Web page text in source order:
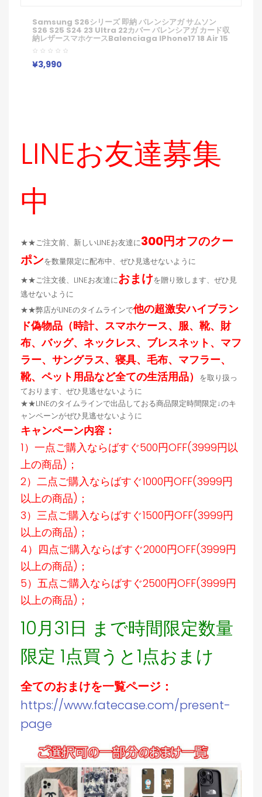
Samsung S26シリーズ 即納 バレンシアガ サムソン
S26 S25 S24 23 Ultra 22カバー バレンシアガ カード収
納レザースマホケースBalenciaga IPhone17 18 Air 15
IPhone14 13 Pro IPhone 16 15 11 Pro 8 SE ケースバレ
ンシアガ ギャラクシーs26 S24 S25 Ultra Plus S22
S23ケース 女子 かわいい おしゃれ
¥3,990
LINEお友達募集
中
★★ご注文前、新しいLINEお友達に300円オフのクー
ポンを数量限定に配布中、ぜひ見逃せないように
★★ご注文後、LINEお友達におまけを贈り致します、ぜひ見
逃せないように
★★弊店がLINEのタイムラインで他の超激安ハイブラン
ド偽物品（時計、スマホケース、服、靴、財
布、バッグ、ネックレス、ブレスネット、マフ
ラー、サングラス、寝具、毛布、マフラー、
靴、ペット用品など全ての生活用品）
を取り扱っ
ております、ぜひ見逃せないように
★★LINEのタイムラインで出品しておる商品限定時間限定↓のキ
ャンペーンがぜひ見逃せないように
キャンペーン内容：
1）一点ご購入ならばすぐ500円OFF(3999円以
上の商品)；
2）二点ご購入ならばすぐ1000円OFF(3999円
以上の商品)；
3）三点ご購入ならばすぐ1500円OFF(3999円
以上の商品)；
4）四点ご購入ならばすぐ2000円OFF(3999円
以上の商品)；
5）五点ご購入ならばすぐ2500円OFF(3999円
以上の商品)；
10月31日 まで時間限定数量
限定 1点買うと1点おまけ
全てのおまけを一覧ページ：
https://www.fatecase.com/present-
page